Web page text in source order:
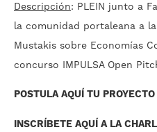
Descripción: PLEIN junto a
la comunidad portaleana a
Mustakis sobre Economías
concurso IMPULSA Open
POSTULA AQUÍ TU
INSCRÍBETE AQUÍ A LA